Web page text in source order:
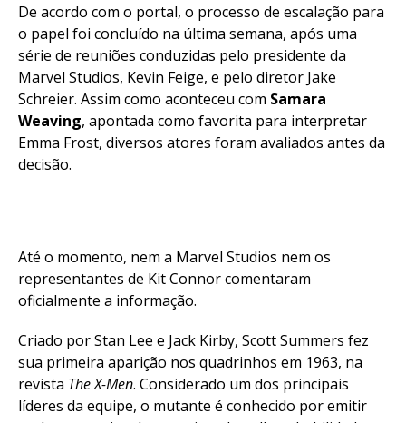
De acordo com o portal, o processo de escalação para
o papel foi concluído na última semana, após uma
série de reuniões conduzidas pelo presidente da
Marvel Studios, Kevin Feige, e pelo diretor Jake
Schreier. Assim como aconteceu com Samara
Weaving, apontada como favorita para interpretar
Emma Frost, diversos atores foram avaliados antes da
decisão.
Até o momento, nem a Marvel Studios nem os
representantes de Kit Connor comentaram
oficialmente a informação.
Criado por Stan Lee e Jack Kirby, Scott Summers fez
sua primeira aparição nos quadrinhos em 1963, na
revista The X-Men. Considerado um dos principais
líderes da equipe, o mutante é conhecido por emitir
Whatsapp
Email